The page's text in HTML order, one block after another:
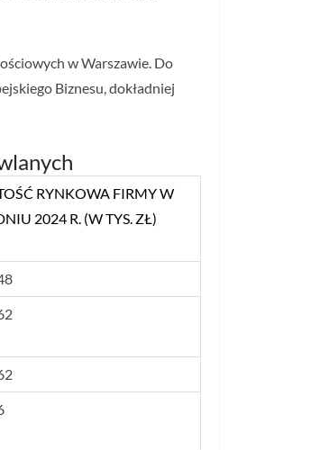
w Warszawie. Do
Biznesu, dokładniej
RYNKOWA FIRMY W
2024 R. (W TYS. ZŁ)